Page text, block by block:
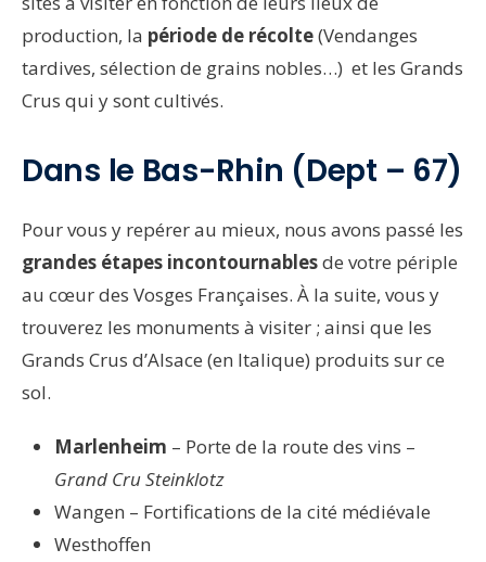
production, la période de récolte(Vendanges
tardives, sélection de grains nobles…) et les Grands
Crus qui y sont cultivés.
Dans le Bas-Rhin (Dept – 67)
Pour vous y repérer au mieux, nous avons passé les
grandes étapes incontournablesde votre périple
au cœur des Vosges Françaises. À la suite, vous y
trouverez les monuments à visiter ; ainsi que les
Grands Crus d’Alsace (en Italique) produits sur ce
sol.
Marlenheim – Porte de la route des vins –
Grand Cru Steinklotz
Wangen – Fortifications de la cité médiévale
Westhoffen